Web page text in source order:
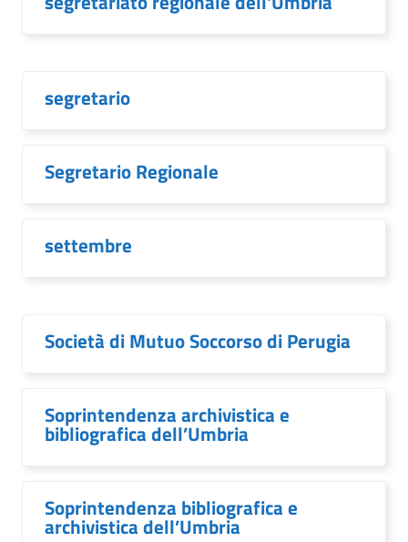
segretario
Segretario Regionale
settembre
Società di Mutuo Soccorso di Perugia
Soprintendenza archivistica e
bibliografica dell’Umbria
Soprintendenza bibliografica e
archivistica dell’Umbria